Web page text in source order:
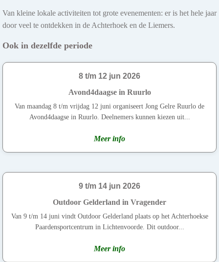
Van kleine lokale activiteiten tot grote evenementen: er is het hele jaar
door veel te ontdekken in de Achterhoek en de Liemers.
Ook in dezelfde periode
8 t/m 12 jun 2026
Avond4daagse in Ruurlo
Van maandag 8 t/m vrijdag 12 juni organiseert Jong Gelre Ruurlo de
Avond4daagse in Ruurlo. Deelnemers kunnen kiezen uit...
Meer info
9 t/m 14 jun 2026
Outdoor Gelderland in Vragender
Van 9 t/m 14 juni vindt Outdoor Gelderland plaats op het Achterhoekse
Paardensportcentrum in Lichtenvoorde. Dit outdoor...
Meer info